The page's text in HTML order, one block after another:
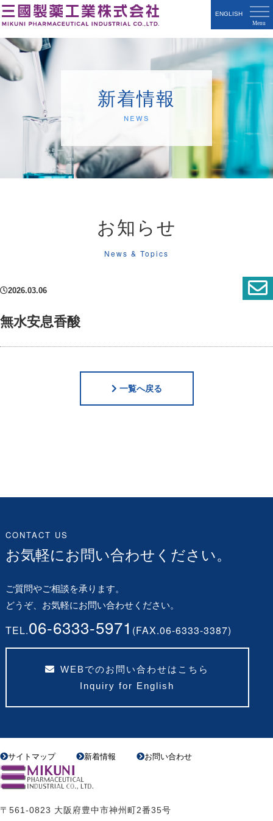
ENGLISH
新着情報
News
お知らせ
News & Topics
2026.03.06
無水安息香酸
一覧へ戻る
CONTACT US
お気軽にお問い合わせください。
ご質問やご相談を承ります。
どうぞ、お気軽にお問い合わせください。
TEL.06-6333-5971 (FAX.06-6333-3387)
WEBでのお問い合わせはこちら
Inquiry for English
サイトマップ 新着情報 お問い合わせ
〒561-0823 大阪府豊中市神州町2番35号